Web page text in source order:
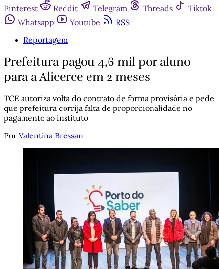
Pinterest
Reddit Telegram Threads
Tiktok
Whatsapp
Youtube
RSS
Reportagem
Prefeitura pagou 4,6 mil por aluno
para a Alicerce em 2 meses
TCE autoriza volta do contrato de forma provisória e pede
que prefeitura corrija falta de proporcionalidade no
pagamento ao instituto
Por Valentina Bressan